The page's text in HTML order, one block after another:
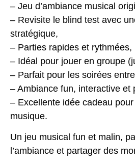
– Jeu d’ambiance musical
– Revisite le blind test avec
stratégique,
– Parties rapides et rythmées,
– Idéal pour jouer en groupe
– Parfait pour les soirées
– Ambiance fun, interactive et
– Excellente idée cadeau
musique.
Un jeu musical fun et malin,
l’ambiance et partager des